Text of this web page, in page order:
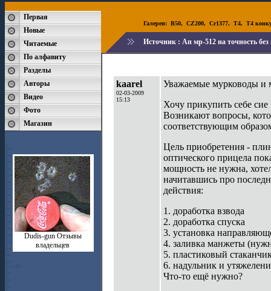
Первая
Новые
Читаемые
По алфавиту
Разделы
Авторы
Видео
Фото
Магазин
Dudis-gun Отзывы
владельцев
Галереи: B50, CZ200, Cr1377, T4, T4
Источник : Ап мр-512 на точность
kaarel
02-03-2009
15:13
Уважаемые мурководы и
Хочу прикупить себе
Возникают вопросы,
соответствующим
Цель приобретения -
оптического прицела
мощность не нужна,
начитавшись про
действия:
1. доработка взвода
2. доработка спуска
3. установка
4. заливка манжеты
5. пластиковый
6. надульник и
Что-то ещё нужно?